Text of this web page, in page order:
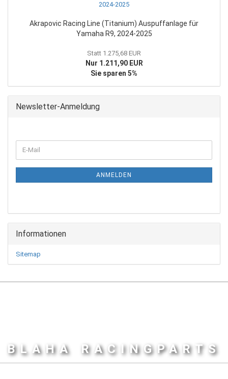
Akrapovic Racing Line (Titanium) Auspuffanlage für
Yamaha R9, 2024-2025
Statt 1.275,68 EUR
Nur 1.211,90 EUR
Sie sparen 5%
Newsletter-Anmeldung
ZUR
E-
Mail
ANMELDEN
Informationen
Sitemap
BLAHA RACINGPARTS